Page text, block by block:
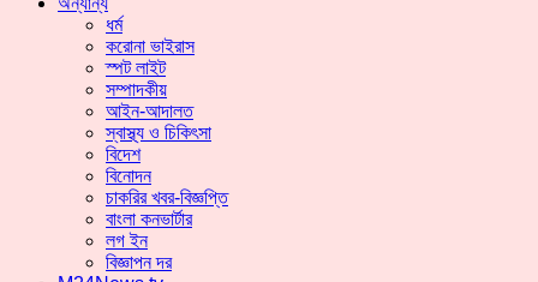
ধর্ম
করোনা ভাইরাস
স্পট লাইট
সম্পাদকীয়
আইন-আদালত
স্বাস্থ্য ও চিকিৎসা
বিদেশ
বিনোদন
চাকরির খবর-বিজ্ঞপ্তি
বাংলা কনভার্টার
লগ ইন
বিজ্ঞাপন দর